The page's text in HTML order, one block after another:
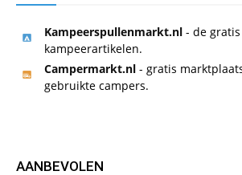
Kampeerspullenmarkt.nl - de
kampeerartikelen.
Campermarkt.nl - gratis
gebruikte campers.
AANBEVOLEN